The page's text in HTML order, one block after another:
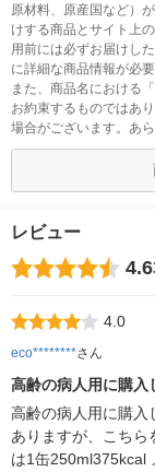
原材料、原産国など）
けする商品とサイト上
用前には必ずお届けし
に詳細な商品情報が必
また、商品名における
お約束するものではあ
場合がございます。あ
レビュー
4.0
eco********さん
高齢の病人用に購
高齢の病人用に購入
ありますが、こちら
は1缶250ml375kcal